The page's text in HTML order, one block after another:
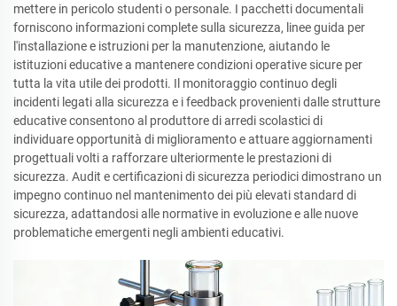
mettere in pericolo studenti o personale. I pacchetti documentali
forniscono informazioni complete sulla sicurezza, linee guida per
l'installazione e istruzioni per la manutenzione, aiutando le
istituzioni educative a mantenere condizioni operative sicure per
tutta la vita utile dei prodotti. Il monitoraggio continuo degli
incidenti legati alla sicurezza e i feedback provenienti dalle strutture
educative consentono al produttore di arredi scolastici di
individuare opportunità di miglioramento e attuare aggiornamenti
progettuali volti a rafforzare ulteriormente le prestazioni di
sicurezza. Audit e certificazioni di sicurezza periodici dimostrano un
impegno continuo nel mantenimento dei più elevati standard di
sicurezza, adattandosi alle normative in evoluzione e alle nuove
problematiche emergenti negli ambienti educativi.